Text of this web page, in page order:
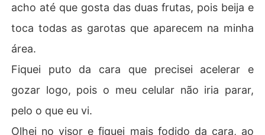
acho até que gosta das duas frutas, pois beija e
toca todas as garotas que aparecem na minha
área.
Fiquei puto da cara que precisei acelerar e
gozar logo, pois o meu celular não iria parar,
pelo o que eu vi.
Olhei no visor e fiquei mais fodido da cara, ao